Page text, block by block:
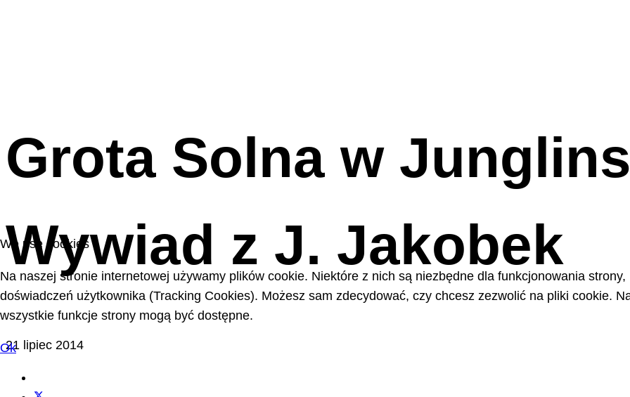
Grota Solna w
Wywiad z J. Jakobek
21 lipiec 2014
We use cookies
Na naszej stronie internetowej używamy plików cookie. Niektóre z nich są niezbędne dla funkcjonowania
doświadczeń użytkownika (Tracking Cookies). Możesz sam zdecydować, czy chcesz zezwolić na pliki cookie.
wszystkie funkcje strony mogą być dostępne.
Ok